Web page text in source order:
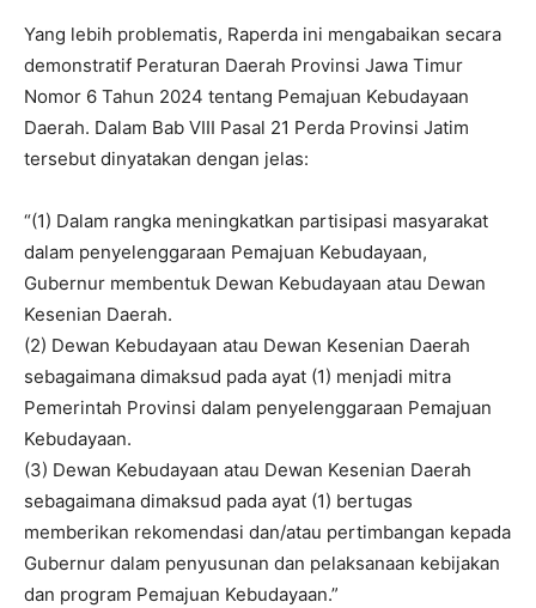
Yang lebih problematis, Raperda ini mengabaikan secara
demonstratif Peraturan Daerah Provinsi Jawa Timur
Nomor 6 Tahun 2024 tentang Pemajuan Kebudayaan
Daerah. Dalam Bab VIII Pasal 21 Perda Provinsi Jatim
tersebut dinyatakan dengan jelas:
“(1) Dalam rangka meningkatkan partisipasi masyarakat
dalam penyelenggaraan Pemajuan Kebudayaan,
Gubernur membentuk Dewan Kebudayaan atau Dewan
Kesenian Daerah.
(2) Dewan Kebudayaan atau Dewan Kesenian Daerah
sebagaimana dimaksud pada ayat (1) menjadi mitra
Pemerintah Provinsi dalam penyelenggaraan Pemajuan
Kebudayaan.
(3) Dewan Kebudayaan atau Dewan Kesenian Daerah
sebagaimana dimaksud pada ayat (1) bertugas
memberikan rekomendasi dan/atau pertimbangan kepada
Gubernur dalam penyusunan dan pelaksanaan kebijakan
dan program Pemajuan Kebudayaan.”